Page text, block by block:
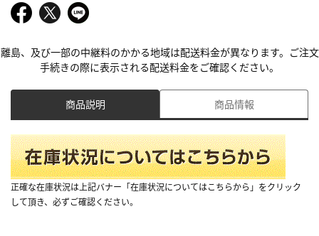
離島、及び一部の中継料のかかる地域は配送料金が異なります。ご注文
手続きの際に表示される配送料金をご確認ください。
商品説明 商品情報
正確な在庫状況は上記バナー「在庫状況についてはこちらから」をクリック
して頂き、必ずご確認ください。